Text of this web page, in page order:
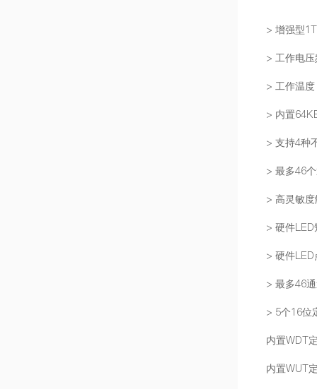
> 增强型
> 工作电
> 工作温
> 内置
> 支持4种
> 最多46
> 高灵敏
> 硬件
> 硬件
> 最多46
> 5个16位
内置WDT
内置